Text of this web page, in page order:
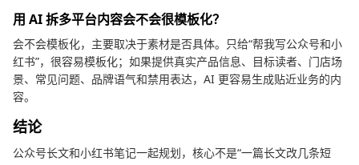
用 AI 拆多平台内容会不会很模板化？
会不会模板化，主要取决于素材是否具体。只给“帮我写公众号和小
红书”，很容易模板化；如果提供真实产品信息、目标读者、门店场
景、常见问题、品牌语气和禁用表达，AI 更容易生成贴近业务的内
容。
结论
公众号长文和小红书笔记一起规划，核心不是“一篇长文改几条短